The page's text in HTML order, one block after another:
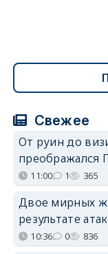
Свежее
От руин до
преображался
11:00 1 365
Двое мирных
результате
10:36 0 836